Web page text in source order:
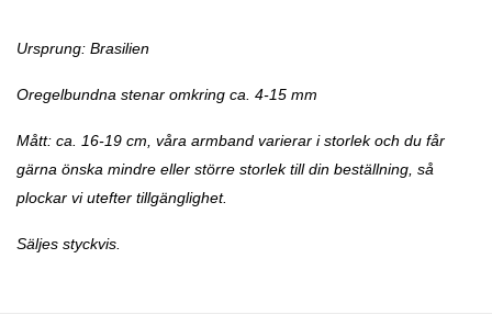
Ursprung: Brasilien
Oregelbundna stenar omkring ca. 4-15 mm
Mått: ca. 16-19 cm, våra armband varierar i storlek och du får
gärna önska mindre eller större storlek till din beställning, så
plockar vi utefter tillgänglighet.
Säljes styckvis.